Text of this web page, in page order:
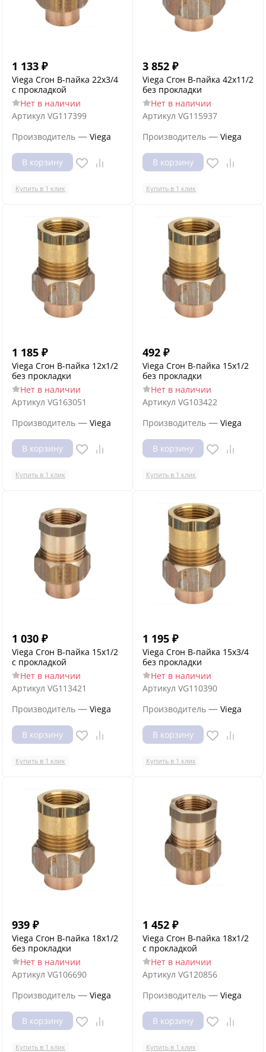
1 133 ₽
Viega Сгон В-пайка 22х3/4
с прокладкой
Нет в наличии
Артикул VG117399
Производитель — Viega
В корзину
Купить в 1 клик
3 852 ₽
Viega Сгон В-пайка 42х11/2
без прокладки
Нет в наличии
Артикул VG115937
Производитель — Viega
В корзину
Купить в 1 клик
1 185 ₽
Viega Сгон В-пайка 12х1/2
без прокладки
Нет в наличии
Артикул VG163051
Производитель — Viega
В корзину
Купить в 1 клик
492 ₽
Viega Сгон В-пайка 15х1/2
без прокладки
Нет в наличии
Артикул VG103422
Производитель — Viega
В корзину
Купить в 1 клик
1 030 ₽
Viega Сгон В-пайка 15х1/2
с прокладкой
Нет в наличии
Артикул VG113421
Производитель — Viega
В корзину
Купить в 1 клик
1 195 ₽
Viega Сгон В-пайка 15х3/4
без прокладки
Нет в наличии
Артикул VG110390
Производитель — Viega
В корзину
Купить в 1 клик
939 ₽
Viega Сгон В-пайка 18х1/2
без прокладки
Нет в наличии
Артикул VG106690
Производитель — Viega
В корзину
Купить в 1 клик
1 452 ₽
Viega Сгон В-пайка 18х1/2
с прокладкой
Нет в наличии
Артикул VG120856
Производитель — Viega
В корзину
Купить в 1 клик